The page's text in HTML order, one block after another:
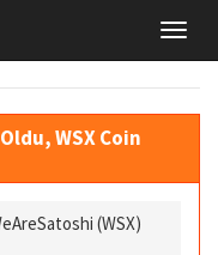
WSX Coin
(WSX)